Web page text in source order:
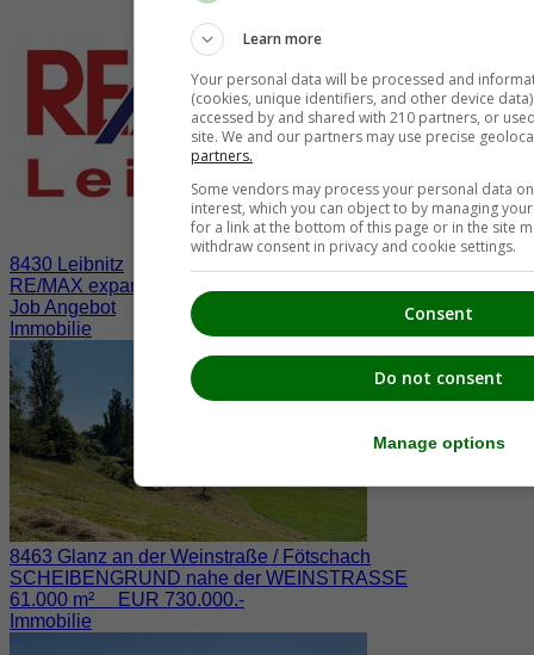
8430 Leibnitz
RE/MAX expandiert in der Südsteiermark
Job Angebot
Immobilie
8463 Glanz an der Weinstraße / Fötschach
SCHEIBENGRUND nahe der WEINSTRASSE
61.000 m² EUR 730.000.-
Immobilie
Learn more
Your personal data will be processed and
(cookies, unique identifiers, and other device
accessed by and shared with 210 partners, or
site. We and our partners may use precise
partners.
Some vendors may process your personal data
interest, which you can object to by managing
for a link at the bottom of this page or in the site
withdraw consent in privacy and cookie settings.
Consent
Do not consent
Manage options